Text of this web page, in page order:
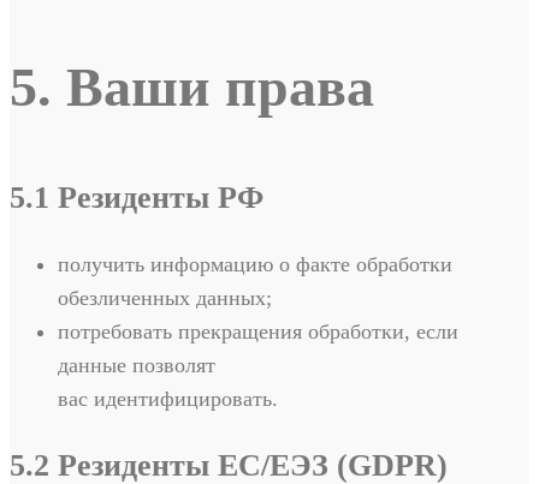
5. Ваши права
5.1 Резиденты РФ
получить информацию о факте обработки
обезличенных данных;
потребовать прекращения обработки, если
данные позволят
вас идентифицировать.
5.2 Резиденты ЕС/ЕЭЗ (GDPR)